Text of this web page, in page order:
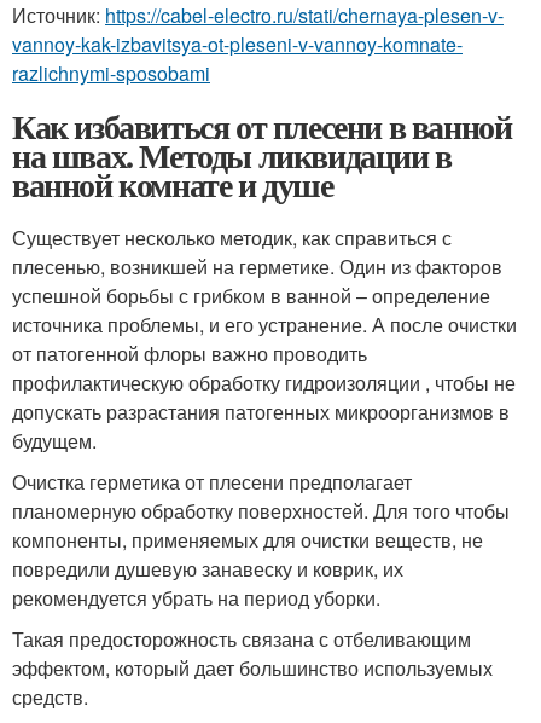
Источник: https://cabel-electro.ru/stati/chernaya-plesen-v-
vannoy-kak-izbavitsya-ot-pleseni-v-vannoy-komnate-
razlichnymi-sposobami
Как избавиться от плесени в ванной
на швах. Методы ликвидации в
ванной комнате и душе
Существует несколько методик, как справиться с
плесенью, возникшей на герметике. Один из факторов
успешной борьбы с грибком в ванной – определение
источника проблемы, и его устранение. А после очистки
от патогенной флоры важно проводить
профилактическую обработку гидроизоляции , чтобы не
допускать разрастания патогенных микроорганизмов в
будущем.
Очистка герметика от плесени предполагает
планомерную обработку поверхностей. Для того чтобы
компоненты, применяемых для очистки веществ, не
повредили душевую занавеску и коврик, их
рекомендуется убрать на период уборки.
Такая предосторожность связана с отбеливающим
эффектом, который дает большинство используемых
средств.